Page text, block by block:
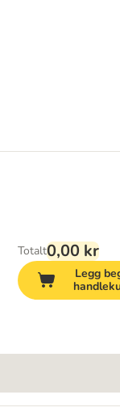
Totalt0,00 kr
Legg